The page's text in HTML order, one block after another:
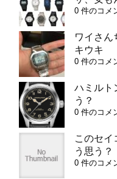
0 件のコメ
ワイさん
キウキ
0 件のコメ
ハミルト
う？
0 件のコメ
このセイ
う思う？
0 件のコメ